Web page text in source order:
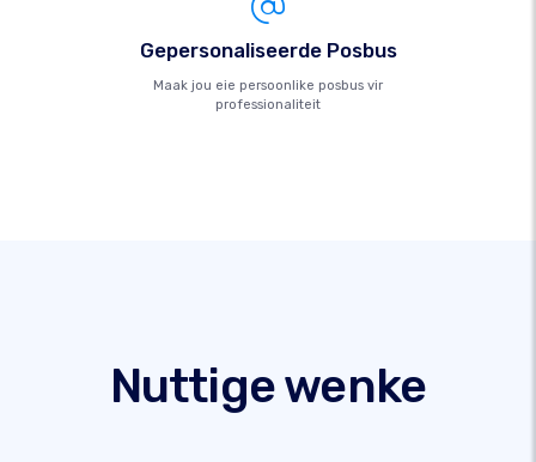
Gepersonaliseerde Posbus
Maak jou eie persoonlike posbus vir
professionaliteit
Nuttige wenke